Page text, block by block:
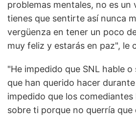
problemas mentales, no es un
tienes que sentirte así nunca
vergüenza en tener un poco
muy feliz y estarás en paz", le
"He impedido que SNL hable
que han querido hacer
impedido que los comediantes
sobre ti porque no querría que